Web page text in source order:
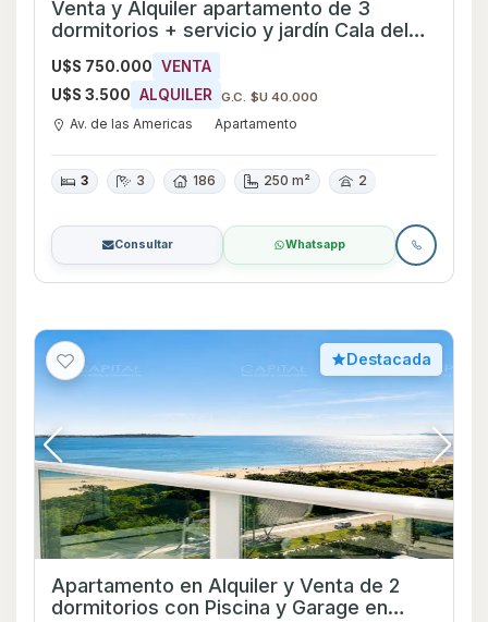
Venta y Alquiler apartamento de 3
dormitorios + servicio y jardín Cala del
Lago - Ref 2250
U$S 750.000 VENTA
U$S 3.500 ALQUILER G.C. $U 40.000
Av. de las Americas Apartamento
3 3 186 250 m² 2
Consultar Whatsapp
Destacada
Apartamento en Alquiler y Venta de 2
dormitorios con Piscina y Garage en